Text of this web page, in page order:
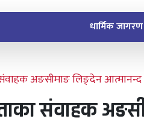
अङसीमाङ लिङ्देन आत्मानन्द
संवाहक